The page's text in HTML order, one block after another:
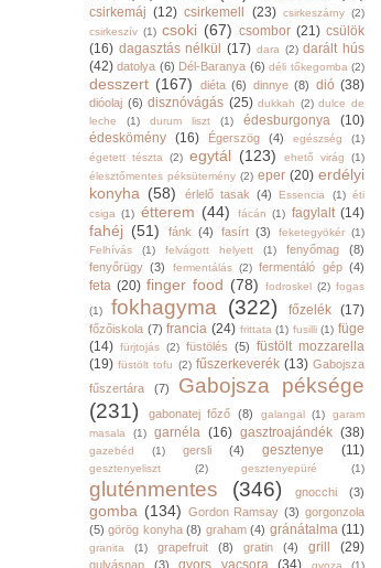
csirkemáj (12) csirkemell (23) csirkeszárny (2)
csirkeszív (1) csoki (67) csombor (21) csülök
(16) dagasztás nélkül (17) dara (2) darált hús
(42) datolya (6) Dél-Baranya (6) déli tőkegomba (2)
desszert (167) diéta (6) dinnye (8) dió (38)
dióolaj (6) disznóvágás (25) dukkah (2) dulce de
leche
(1) durum liszt (1) édesburgonya
(10)
édeskömény (16) Égerszög (4) egészség
(1)
égetett tészta
(2) egytál (123) ehető virág
(1)
élesztőmentes péksütemény (2) eper (20) erdélyi
konyha (58) érlelő tasak (4) Essencia (1) éti
csiga (1) étterem (44) fácán (1) fagylalt (14)
fahéj (51) fánk (4) fasírt (3) feketegyökér (1)
Felhívás
(1) felvágott helyett (1) fenyőmag
(8)
fenyőrügy (3) fermentálás (2) fermentáló gép (4)
feta (20) finger food (78) fodroskel (2) fogas
(1)
fokhagyma (322) főzelék (17)
főzőiskola (7) francia (24) frittata (1) fusilli (1) füge
(14) fürjtojás (2) füstölés (5) füstölt mozzarella
(19) füstölt tofu (2) fűszerkeverék (13) Gabojsza
fűszertára
(7)
Gabojsza péksége
(231)
gabonatej főző (8) galangal (1)
garam
masala
(1) garnéla (16) gasztroajándék (38)
gazebéd (1) gersli (4) gesztenye (11)
gesztenyeliszt (2) gesztenyepüré (1)
gluténmentes (346) gnocchi (3)
gomba (134) Gordon Ramsay (3) gorgonzola
(5) görög konyha (8) graham (4) gránátalma (11)
granita (1) grapefruit (8) gratin (4) grill (29)
gulyásnap (3) gyors vacsora (34) gyoza (1)